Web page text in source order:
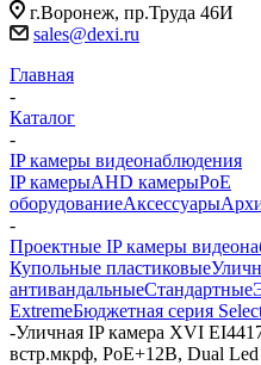
г.Воронеж, пр.Труда 46И
sales@dexi.ru
Главная
-
Каталог
-
IP камеры видеонаблюдения
IP камерыAHD камерыPoE
оборудованиеАксессуары
-
Проектные IP камеры
Купольные пластиковые
антивандальныеСтандартные
ExtremeБюджетная серия
-Уличная IP камера XVI
встр.мкрф, PoE+12В, Dual Led